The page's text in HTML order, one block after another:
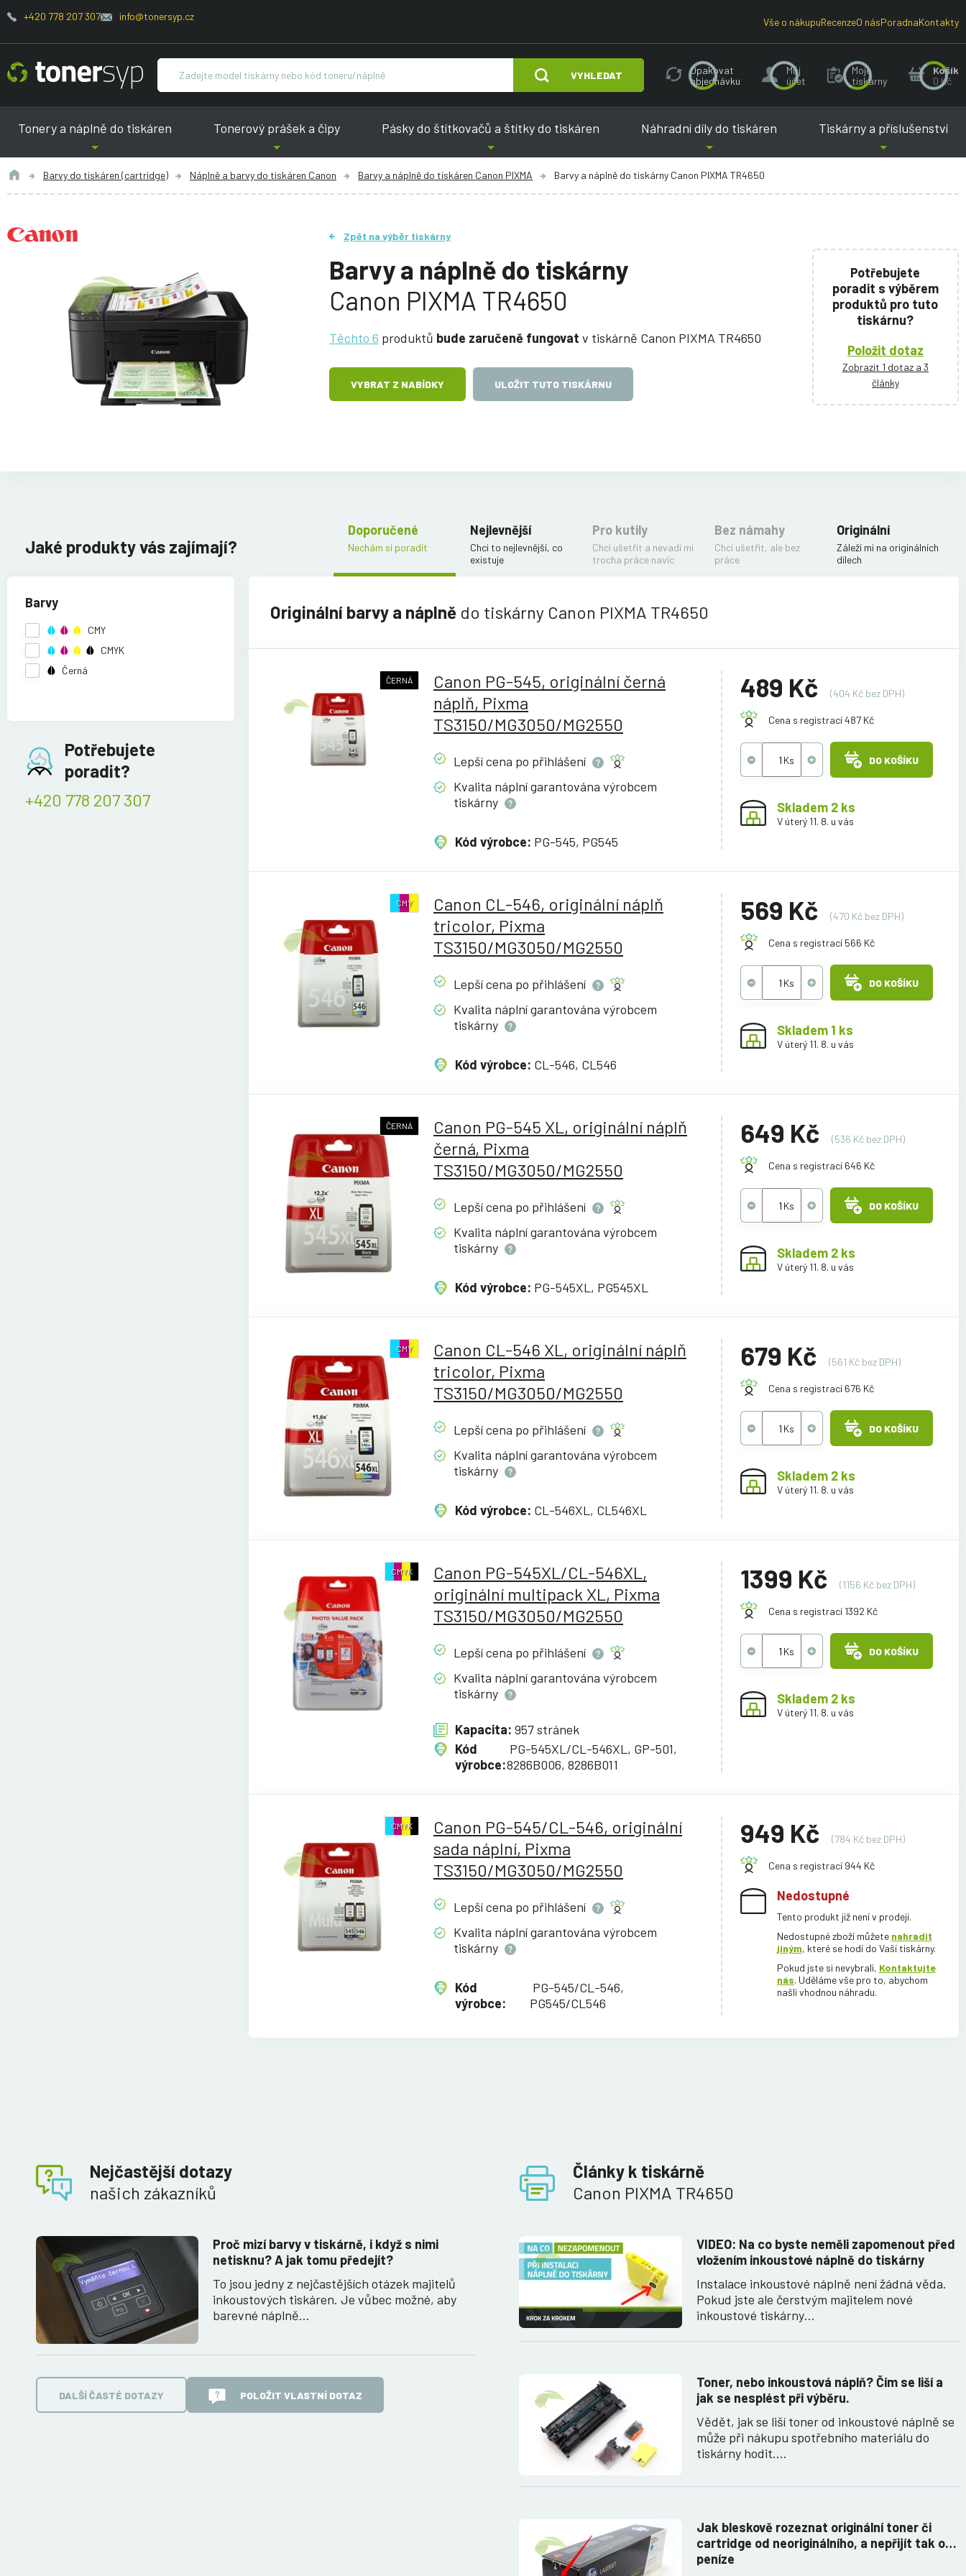
+420 778 207 307 info@tonersyp.cz Vše o nákupuRecenzeO násPoradnaKontakty
VYHLEDAT
Opakovat
objednávku
Můj
účet
Moje
tiskárny
Košík
0 Kč
Tonery a náplně do tiskáren Tonerový prášek a čipy Pásky do štítkovačů a štítky do tiskáren Náhradní díly do tiskáren Tiskárny a příslušenství
Barvy do tiskáren (cartridge) Náplně a barvy do tiskáren Canon Barvy a náplně do tiskáren Canon PIXMA Barvy a náplně do tiskárny Canon PIXMA TR4650
Zpět na výběr tiskárny
Barvy a náplně do tiskárny
Canon PIXMA TR4650
Těchto 6 produktů bude zaručeně fungovat v tiskárně Canon PIXMA TR4650
VYBRAT Z NABÍDKY ULOŽIT TUTO TISKÁRNU
Potřebujete
poradit s výběrem
produktů pro tuto
tiskárnu?
Položit dotaz
Zobrazit 1 dotaz a 3
články
Jaké produkty vás zajímají?
Barvy
CMY
CMYK
Černá
Potřebujete
poradit?
+420 778 207 307
Doporučené
Nechám si poradit
Nejlevnější
Chci to nejlevnější, co
existuje
Pro kutily
Chci ušetřit a nevadí mi
trocha práce navíc
Bez námahy
Chci ušetřit, ale bez
práce
Originální
Záleží mi na originálních
dílech
Originální barvy a náplně do tiskárny Canon PIXMA TR4650
ČERNÁ
Canon PG-545, originální černá
náplň, Pixma
TS3150/MG3050/MG2550
Lepší cena po přihlášení
Kvalita náplní garantována výrobcem
tiskárny
Kód výrobce: PG-545, PG545
489 Kč (404 Kč bez DPH)
Cena s registrací 487 Kč
DO KOŠÍKU
Skladem 2 ks
V úterý 11. 8. u vás
CMY
Canon CL-546, originální náplň
tricolor, Pixma
TS3150/MG3050/MG2550
Lepší cena po přihlášení
Kvalita náplní garantována výrobcem
tiskárny
Kód výrobce: CL-546, CL546
569 Kč (470 Kč bez DPH)
Cena s registrací 566 Kč
DO KOŠÍKU
Skladem 1 ks
V úterý 11. 8. u vás
ČERNÁ
Canon PG-545 XL, originální náplň
černá, Pixma
TS3150/MG3050/MG2550
Lepší cena po přihlášení
Kvalita náplní garantována výrobcem
tiskárny
Kód výrobce: PG-545XL, PG545XL
649 Kč (536 Kč bez DPH)
Cena s registrací 646 Kč
DO KOŠÍKU
Skladem 2 ks
V úterý 11. 8. u vás
CMY
Canon CL-546 XL, originální náplň
tricolor, Pixma
TS3150/MG3050/MG2550
Lepší cena po přihlášení
Kvalita náplní garantována výrobcem
tiskárny
Kód výrobce: CL-546XL, CL546XL
679 Kč (561 Kč bez DPH)
Cena s registrací 676 Kč
DO KOŠÍKU
Skladem 2 ks
V úterý 11. 8. u vás
CMYK
Canon PG-545XL/CL-546XL,
originální multipack XL, Pixma
TS3150/MG3050/MG2550
Lepší cena po přihlášení
Kvalita náplní garantována výrobcem
tiskárny
Kapacita: 957 stránek
Kód
výrobce:
PG-545XL/CL-546XL, GP-501,
8286B006, 8286B011
1399 Kč (1156 Kč bez DPH)
Cena s registrací 1392 Kč
DO KOŠÍKU
Skladem 2 ks
V úterý 11. 8. u vás
CMYK
Canon PG-545/CL-546, originální
sada náplní, Pixma
TS3150/MG3050/MG2550
Lepší cena po přihlášení
Kvalita náplní garantována výrobcem
tiskárny
Kód
výrobce:
PG-545/CL-546,
PG545/CL546
949 Kč (784 Kč bez DPH)
Cena s registrací 944 Kč
Nedostupné
Tento produkt již není v prodeji.
Nedostupné zboží můžete nahradit
jiným, které se hodí do Vaší tiskárny.
Pokud jste si nevybrali, Kontaktujte
nás. Uděláme vše pro to, abychom
našli vhodnou náhradu.
Nejčastější dotazy
našich zákazníků
Články k tiskárně
Canon PIXMA TR4650
Proč mizí barvy v tiskárně, i když s nimi
netisknu? A jak tomu předejít?
To jsou jedny z nejčastějších otázek majitelů
inkoustových tiskáren. Je vůbec možné, aby
barevné náplně…
DALŠÍ ČASTÉ DOTAZY POLOŽIT VLASTNÍ DOTAZ
VIDEO: Na co byste neměli zapomenout před
vložením inkoustové náplně do tiskárny
Instalace inkoustové náplně není žádná věda.
Pokud jste ale čerstvým majitelem nové
inkoustové tiskárny…
Toner, nebo inkoustová náplň? Čím se liší a
jak se nesplést při výběru.
Vědět, jak se liší toner od inkoustové náplně se
může při nákupu spotřebního materiálu do
tiskárny hodit.…
Jak bleskově rozeznat originální toner či
cartridge od neoriginálního, a nepřijít tak o
peníze